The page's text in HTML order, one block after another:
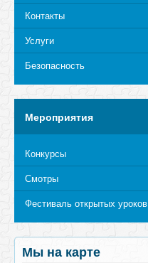
Контакты
Услуги
Безопасность
Мероприятия
Конкурсы
Смотры
Фестиваль открытых уроков
Мы на карте